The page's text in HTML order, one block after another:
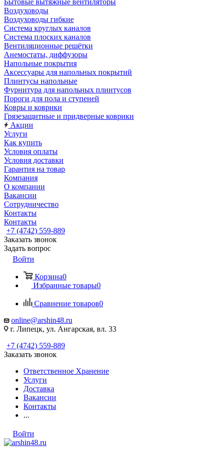
Бытовые вытяжные вентиляторы
Воздуховоды
Воздуховоды гибкие
Система круглых каналов
Система плоских каналов
Вентиляционные решётки
Анемостаты, диффузоры
Напольные покрытия
Аксессуары для напольных покрытий
Плинтусы напольные
Фурнитура для напольных плинтусов
Пороги для пола и ступеней
Ковры и коврики
Грязезащитные и придверные коврики
Акции
Услуги
Как купить
Условия оплаты
Условия доставки
Гарантия на товар
Компания
О компании
Вакансии
Сотрудничество
Контакты
Контакты
+7 (4742) 559-889
Заказать звонок
Задать вопрос
Войти
Корзина0
Избранные товары0
Сравнение товаров0
online@arshin48.ru
г. Липецк, ул. Ангарская, вл. 33
+7 (4742) 559-889
Заказать звонок
Ответственное Хранение
Услуги
Доставка
Вакансии
Контакты
...
Войти